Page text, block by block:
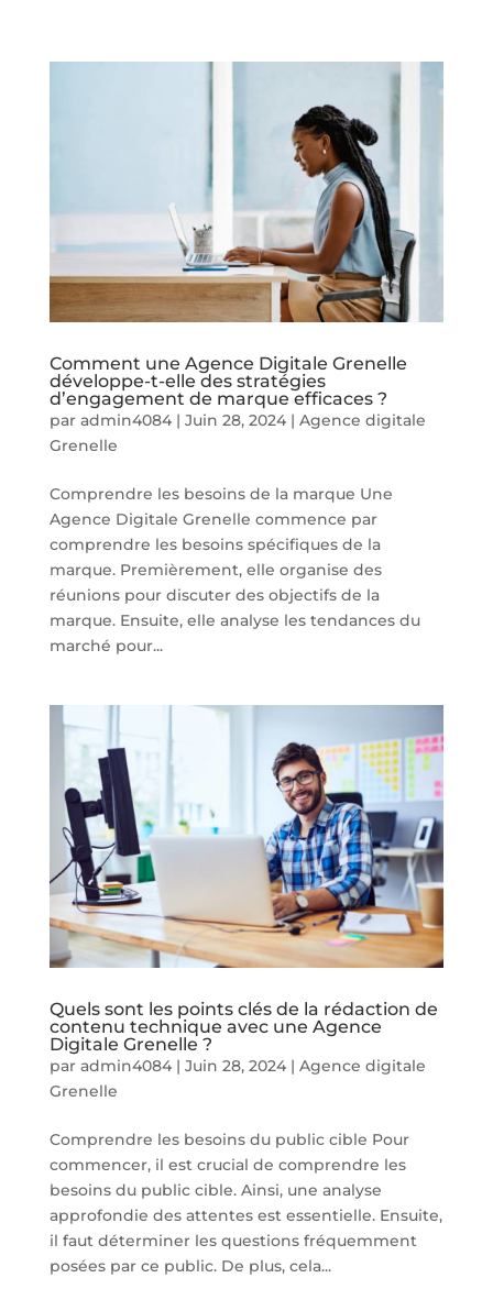
Comment une Agence Digitale Grenelle
développe-t-elle des stratégies
d’engagement de marque efficaces ?
par admin4084| Juin 28, 2024| Agence digitale
Grenelle
Comprendre les besoins de la marque Une
Agence Digitale Grenelle commence par
comprendre les besoins spécifiques de la
marque. Premièrement, elle organise des
réunions pour discuter des objectifs de la
marque. Ensuite, elle analyse les tendances du
marché pour...
Quels sont les points clés de la rédaction de
contenu technique avec une Agence
Digitale Grenelle ?
par admin4084| Juin 28, 2024| Agence digitale
Grenelle
Comprendre les besoins du public cible Pour
commencer, il est crucial de comprendre les
besoins du public cible. Ainsi, une analyse
approfondie des attentes est essentielle. Ensuite,
il faut déterminer les questions fréquemment
posées par ce public. De plus, cela...